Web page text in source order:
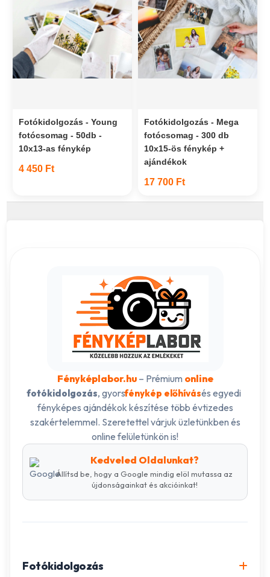
Fotókidolgozás - Young
fotócsomag - 50db -
10x13-as fénykép
4 450 Ft
Fotókidolgozás - Mega
fotócsomag - 300 db
10x15-ös fénykép +
ajándékok
17 700 Ft
Fényképlabor.hu– Prémium online
fotókidolgozás, gyorsfénykép előhívásés egyedi
fényképes ajándékok készítése több évtizedes
szakértelemmel. Szeretettel várjuk üzletünkben és
online felületünkön is!
Kedveled Oldalunkat?
Állítsd be, hogy a Google mindig elöl mutassa az
újdonságainkat és akcióinkat!
Fotókidolgozás